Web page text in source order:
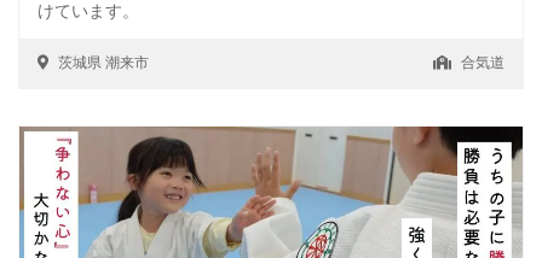
けています。
茨城県 潮来市 合気道